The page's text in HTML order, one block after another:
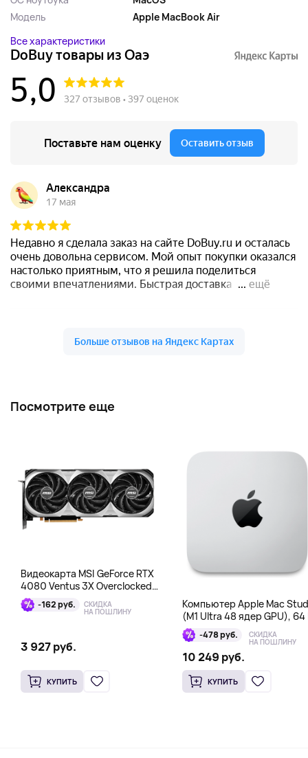
Модель
Apple MacBook Air
Все характеристики
Посмотрите еще
Видеокарта MSI GeForce RTX
4080 Ventus 3X Overclocked
16GB DDR6X
-162 руб. СКИДКА
НА ПОШЛИНУ
3 927 руб.
КУПИТЬ
Компьютер Apple Mac
(M1 Ultra 48 ядер GPU), 64
1 Тб -478 руб. СКИДКА
НА ПОШЛИНУ
10 249 руб.
КУПИТЬ